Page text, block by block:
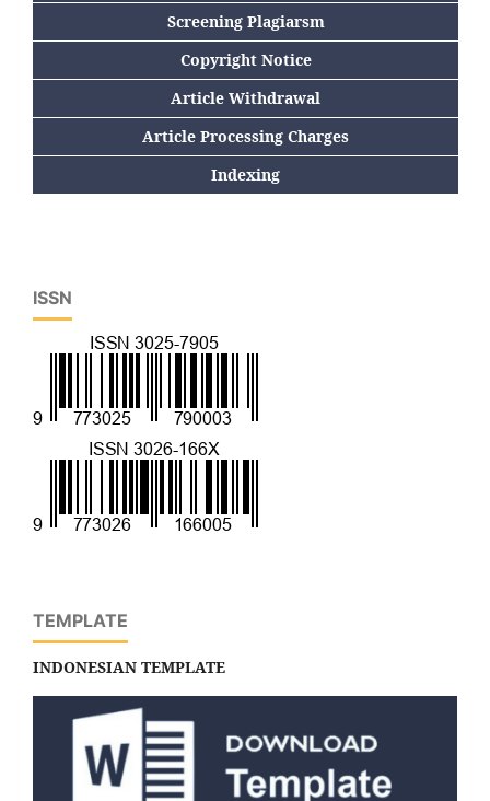
Screening Plagiarsm
Copyright Notice
Article Withdrawal
Article Processing Charges
Indexing
ISSN
TEMPLATE
INDONESIAN TEMPLATE